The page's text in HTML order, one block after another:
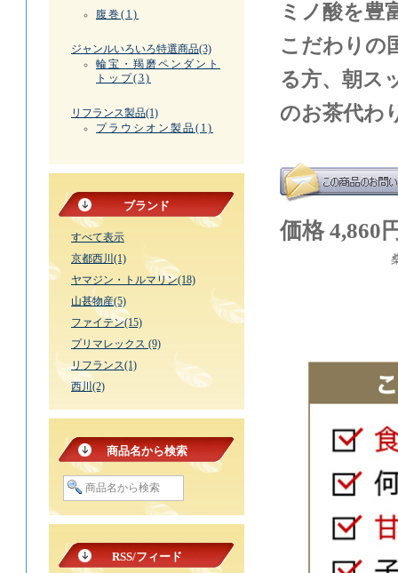
腹巻(1)
ジャンルいろいろ特選商品(3)
輪宝・羯磨ペンダント
トップ(3)
リフランス製品(1)
プラウシオン製品(1)
ブランド
すべて表示
京都西川(1)
ヤマジン・トルマリン(18)
山甚物産(5)
ファイテン(15)
プリマレックス (9)
リフランス(1)
西川(2)
商品名から検索
RSS/フィード
ミノ酸を豊
こだわりの
る方、朝ス
のお茶代わ
価格 4,860